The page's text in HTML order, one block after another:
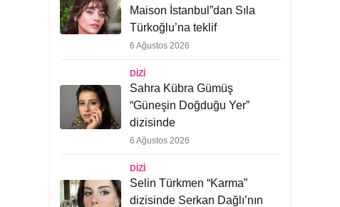
Maison İstanbul”dan Sıla
Türkoğlu’na teklif
6 Ağustos 2026
DIZI
Sahra Kübra Gümüş
“Güneşin Doğduğu Yer”
dizisinde
6 Ağustos 2026
DIZI
Selin Türkmen “Karma”
dizisinde Serkan Dağlı’nın